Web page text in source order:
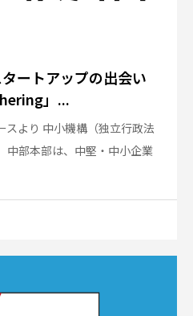
ートアップの出会い
」...
より 中小機構（独立行政法
中部本部は、中堅・中小企業